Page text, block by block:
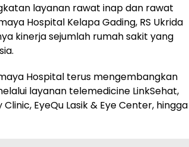
layanan rawat inap dan rawat
Hospital Kelapa Gading, RS Ukrida
kinerja sejumlah rumah sakit yang
Hospital terus mengembangkan
layanan telemedicine LinkSehat,
EyeQu Lasik & Eye Center, hingga